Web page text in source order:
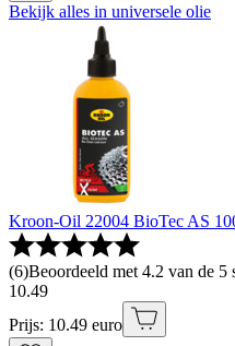
Bekijk alles in universele olie
Kroon-Oil 22004 BioTec AS
(6)Beoordeeld met 4.2 van de 5
10.49
Prijs: 10.49 euro